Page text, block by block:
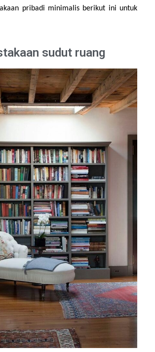
pribadi minimalis berikut ini untuk
sudut ruang